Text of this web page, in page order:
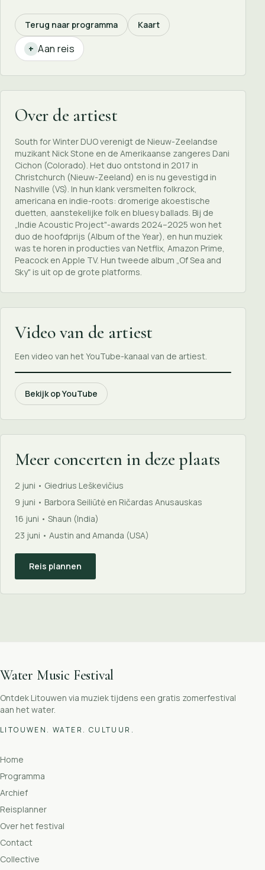
Terug naar programma Kaart
+ Aan reis
Over de artiest
South for Winter DUO verenigt de Nieuw-Zeelandse
muzikant Nick Stone en de Amerikaanse zangeres Dani
Cichon (Colorado). Het duo ontstond in 2017 in
Christchurch (Nieuw-Zeeland) en is nu gevestigd in
Nashville (VS). In hun klank versmelten folkrock,
americana en indie-roots: dromerige akoestische
duetten, aanstekelijke folk en bluesy ballads. Bij de
„Indie Acoustic Project"-awards 2024–2025 won het
duo de hoofdprijs (Album of the Year), en hun muziek
was te horen in producties van Netflix, Amazon Prime,
Peacock en Apple TV. Hun tweede album „Of Sea and
Sky" is uit op de grote platforms.
Video van de artiest
Een video van het YouTube-kanaal van de artiest.
Bekijk op YouTube
Meer concerten in deze plaats
2 juni • Giedrius Leškevičius
9 juni • Barbora Seiliūtė en Ričardas Anusauskas
16 juni • Shaun (India)
23 juni • Austin and Amanda (USA)
Reis plannen
Water Music Festival
Ontdek Litouwen via muziek tijdens een gratis zomerfestival
aan het water.
LITOUWEN. WATER. CULTUUR.
Home
Programma
Archief
Reisplanner
Over het festival
Contact
Collective